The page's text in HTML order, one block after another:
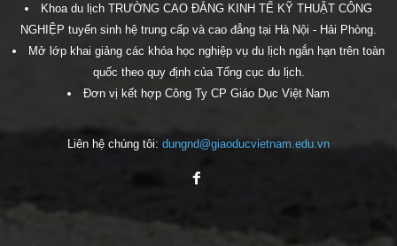
Khoa du lịch TRƯỜNG CAO ĐẲNG KINH TẾ KỸ THUẬT CÔNG
NGHIỆP tuyển sinh hệ trung cấp và cao đẳng tại Hà Nội - Hải Phòng.
Mở lớp khai giảng các khóa học nghiệp vụ du lịch ngắn hạn trên toàn
quốc theo quy định của Tổng cục du lịch.
Đơn vị kết hợp Công Ty CP Giáo Dục Việt Nam
Liên hệ chúng tôi: dungnd@giaoducvietnam.edu.vn